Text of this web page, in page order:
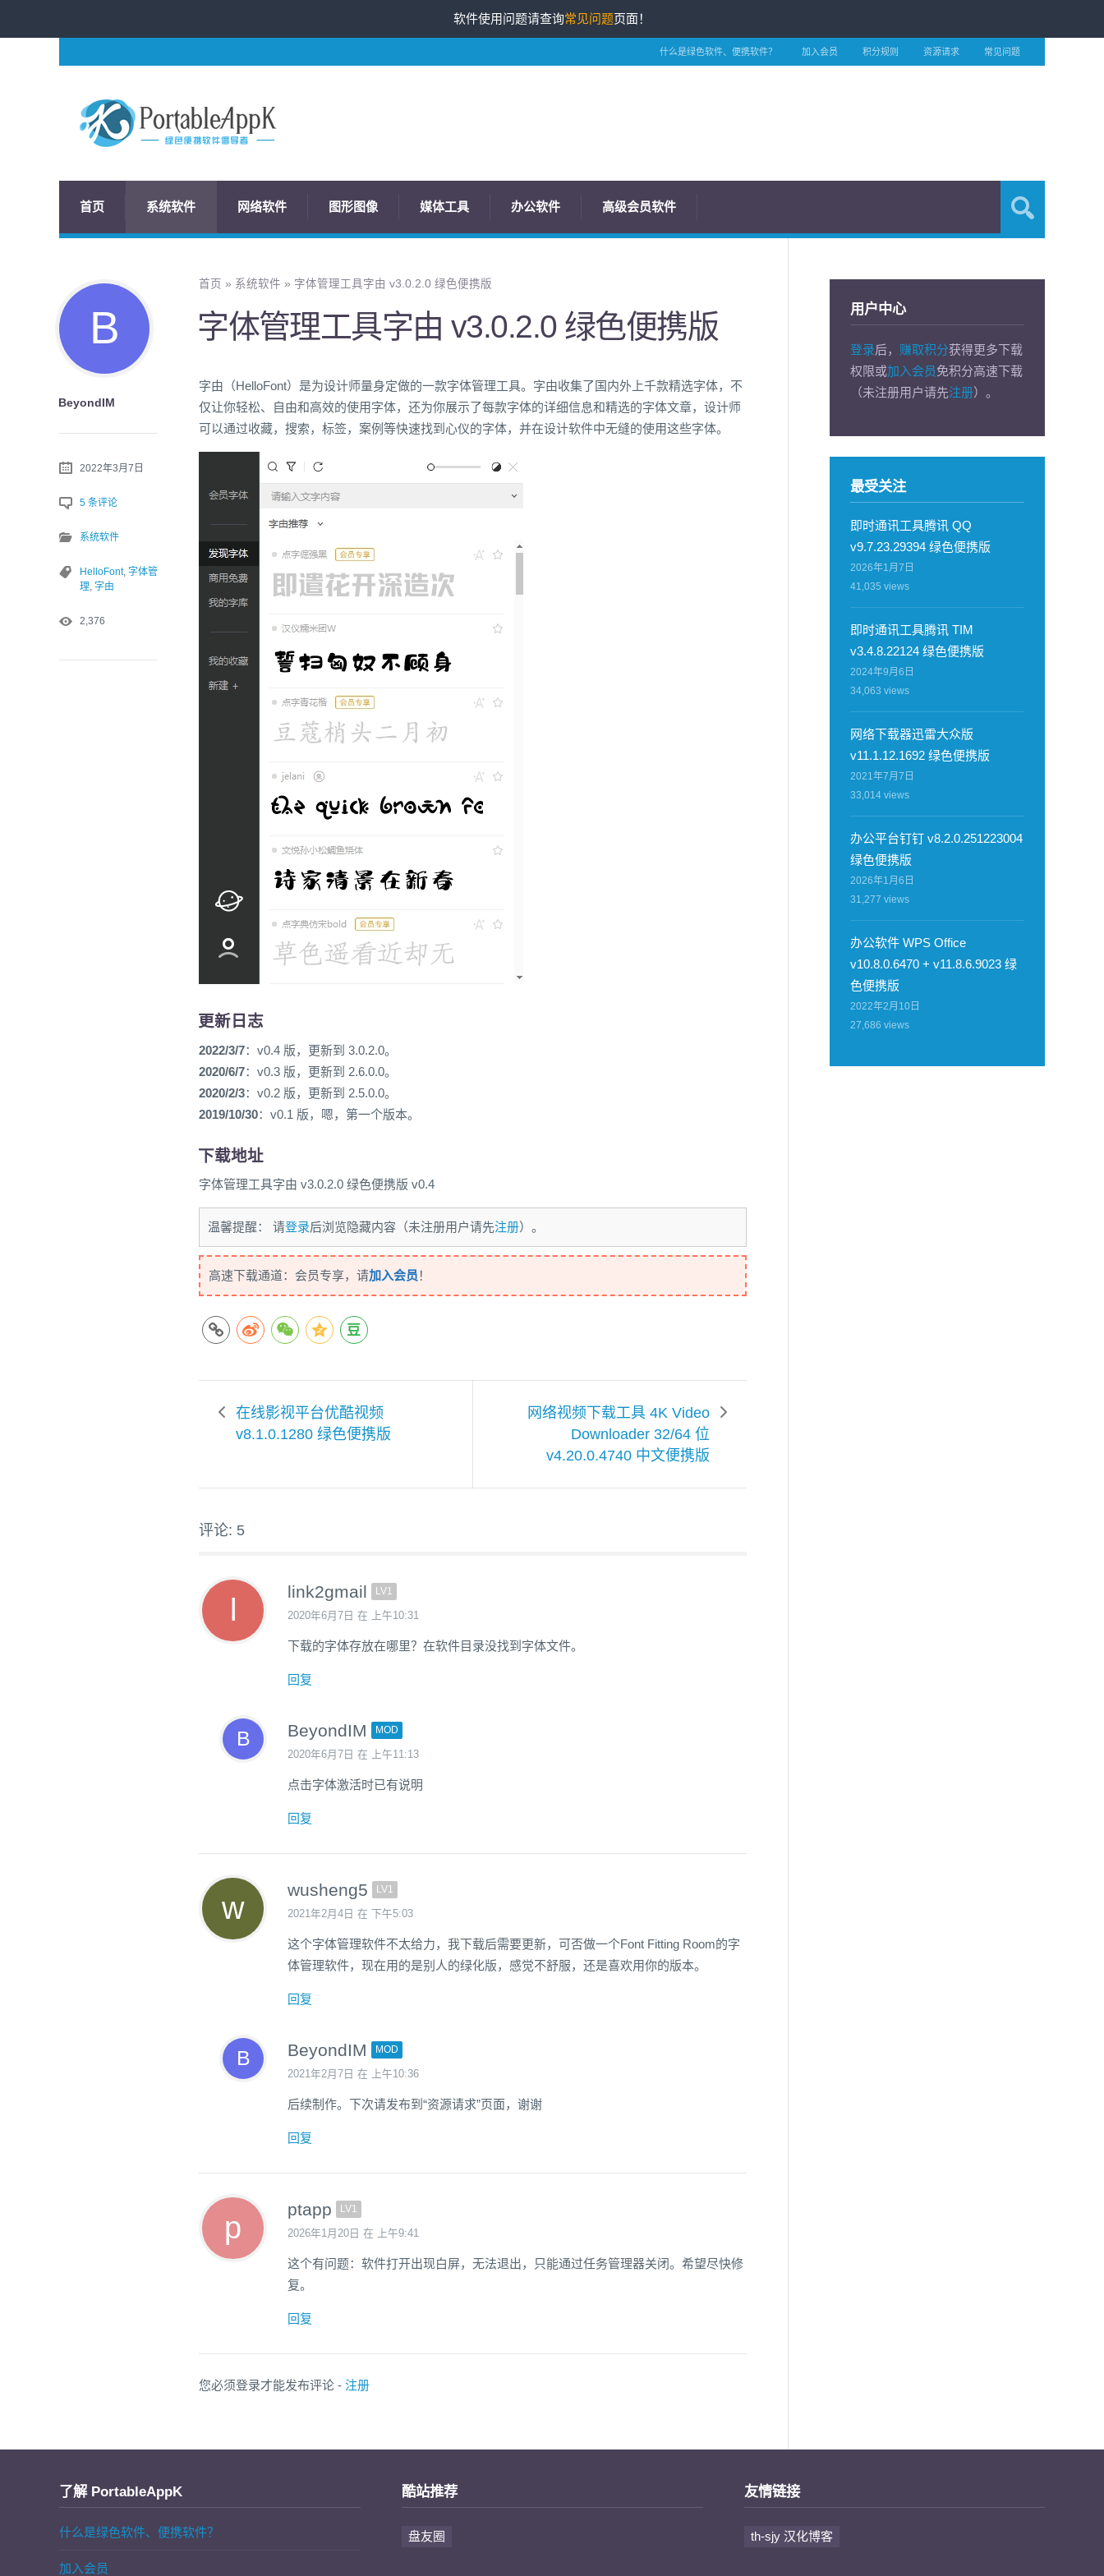
什么是绿色软件、便携软件？ 加入会员 积分规则 资源请求 常见问题
首页 系统软件 网络软件 图形图像 媒体工具 办公软件 高级会员软件
首页 » 系统软件 » 字体管理工具字由 v3.0.2.0 绿色便携版
字体管理工具字由 v3.0.2.0 绿色便携版
字由（HelloFont）是为设计师量身定做的一款字体管理工具。字由收集了国内外上千款精选字体，不
仅让你轻松、自由和高效的使用字体，还为你展示了每款字体的详细信息和精选的字体文章，设计师
可以通过收藏，搜索，标签，案例等快速找到心仪的字体，并在设计软件中无缝的使用这些字体。
更新日志
2022/3/7：v0.4 版，更新到 3.0.2.0。
2020/6/7：v0.3 版，更新到 2.6.0.0。
2020/2/3：v0.2 版，更新到 2.5.0.0。
2019/10/30：v0.1 版，嗯，第一个版本。
下载地址
字体管理工具字由 v3.0.2.0 绿色便携版 v0.4
温馨提醒： 请登录后浏览隐藏内容（未注册用户请先注册）。
高速下载通道：会员专享，请加入会员 ！
在线影视平台优酷视频
v8.1.0.1280 绿色便携版
网络视频下载工具 4K Video
Downloader 32/64 位
v4.20.0.4740 中文便携版
评论: 5
link2gmail LV1
2020年6月7日 在 上午10:31
下载的字体存放在哪里？在软件目录没找到字体文件。
回复
BeyondIM MOD
2020年6月7日 在 上午11:13
点击字体激活时已有说明
回复
wusheng5 LV1
2021年2月4日 在 下午5:03
这个字体管理软件不太给力，我下载后需要更新，可否做一个Font Fitting Room的字
体管理软件，现在用的是别人的绿化版，感觉不舒服，还是喜欢用你的版本。
回复
BeyondIM MOD
2021年2月7日 在 上午10:36
后续制作。下次请发布到“资源请求”页面，谢谢
回复
ptapp LV1
2026年1月20日 在 上午9:41
这个有问题：软件打开出现白屏，无法退出，只能通过任务管理器关闭。希望尽快修
复。
回复
您必须登录才能发布评论 - 注册
BeyondIM
2022年3月7日
5 条评论
系统软件
HelloFont, 字体管
理 字由
2,376
用户中心
登录后， 赚取积分获得更多下载
权限或加入会员免积分高速下载
（未注册用户请先注册）。
最受关注
即时通讯工具腾讯 QQ
v9.7.23.29394 绿色便携版
2026年1月7日
41,035 views
即时通讯工具腾讯 TIM
v3.4.8.22124 绿色便携版
2024年9月6日
34,063 views
网络下载器迅雷大众版
v11.1.12.1692 绿色便携版
2021年7月7日
33,014 views
办公平台钉钉 v8.2.0.251223004
绿色便携版
2026年1月6日
31,277 views
办公软件 WPS Office
v10.8.0.6470 + v11.8.6.9023 绿
色便携版
2022年2月10日
27,686 views
了解 PortableAppK
什么是绿色软件、便携软件？
加入会员
酷站推荐
盘友圈
友情链接
th-sjy 汉化博客
软件使用问题请查询常见问题页面！